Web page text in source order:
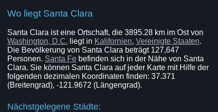
Wo liegt Santa Clara
Santa Clara ist eine Ortschaft, die 3895.28 km im Ost von
Washington, D.C. liegt in Kalifornien, Vereinigte Staaten.
Die Bevölkerung von Santa Clara beträgt 127,647
Personen. Santa Fe befinden sich in der Nähe von Santa
Clara. Sie können Santa Clara auf jeder Karte mit Hilfe der
folgenden dezimalen Koordinaten finden: 37.371
(Breitengrad), -121.9672 (Längengrad).
Nächstgelegene Städte: